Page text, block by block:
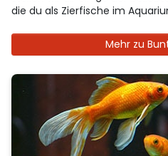
die du als Zierfische im
Mehr zu